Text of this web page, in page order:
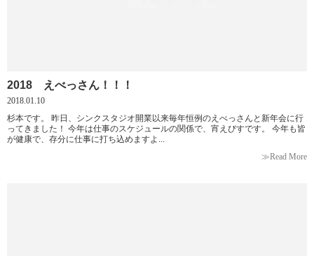
2018 えべっさん！！！
2018.01.10
杉本です。 昨日、シンクスタジオ開業以来毎年恒例のえべっさんと新年会に行
ってきました！ 今年は仕事のスケジュールの関係で、宵えびすです。 今年も皆
が健康で、存分に仕事に打ち込めますよ...
≫Read More